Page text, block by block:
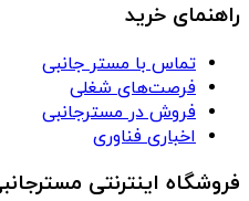
راهنمای خرید
تماس با مستر جانبی
فرصت‌های شغلی
فروش در مسترجانبی
اخباری فناوری
فروشگاه اینترنتی